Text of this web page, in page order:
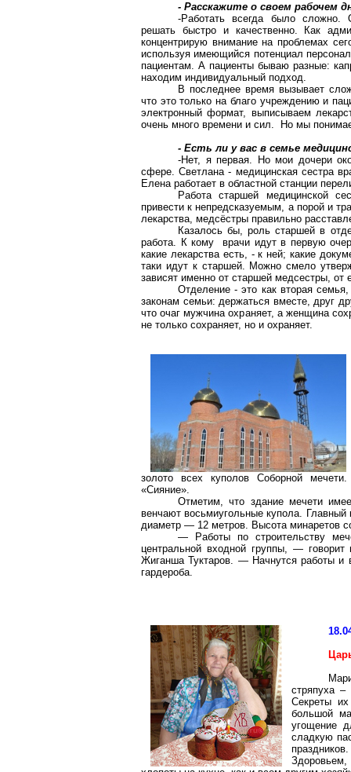
- Расскажите о своем рабочем
-Работать всегда было сложно.
решать быстро и качественно. Как
концентрирую внимание на проблемах
используя имеющийся потенциал
пациентам. А пациенты бываю разные:
находим индивидуальный подход.
В последнее время вызывает
что это только на благо учреждению и
электронный формат, выписываем
очень много времени и сил. Но мы
- Есть ли у вас в семье
-Нет, я первая. Но мои дочери
сфере. Светлана - медицинская сестра
Елена работает в областной станции
Работа старшей медицинской
привести к непредсказуемым, а порой и
лекарства, медсёстры правильно
Казалось бы, роль старшей в
работа. К кому врачи идут в первую
какие лекарства есть, - к ней; какие
таки идут к старшей. Можно смело
зависят именно от старшей медсестры, от
Отделение - это как вторая
законам семьи: держаться вместе, друг
что очаг мужчина охраняет, а женщина
не только сохраняет, но и охраняет.
золото всех куполов Соборной
«Сияние».
Отметим, что здание мечети
венчают восьмиугольные купола.
диаметр — 12 метров. Высота минаретов
— Работы по строительству
центральной входной группы, — говорит
Жиганша Туктаров. — Начнутся работы и
гардероба.
стряпуха
Секреты
большой
угощение
сладкую